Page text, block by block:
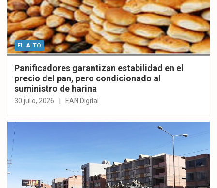
EL ALTO
Panificadores garantizan estabilidad en el
precio del pan, pero condicionado al
suministro de harina
30 julio, 2026 EAN Digital